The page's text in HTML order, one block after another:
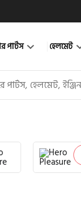
পার্টস হেলমেট